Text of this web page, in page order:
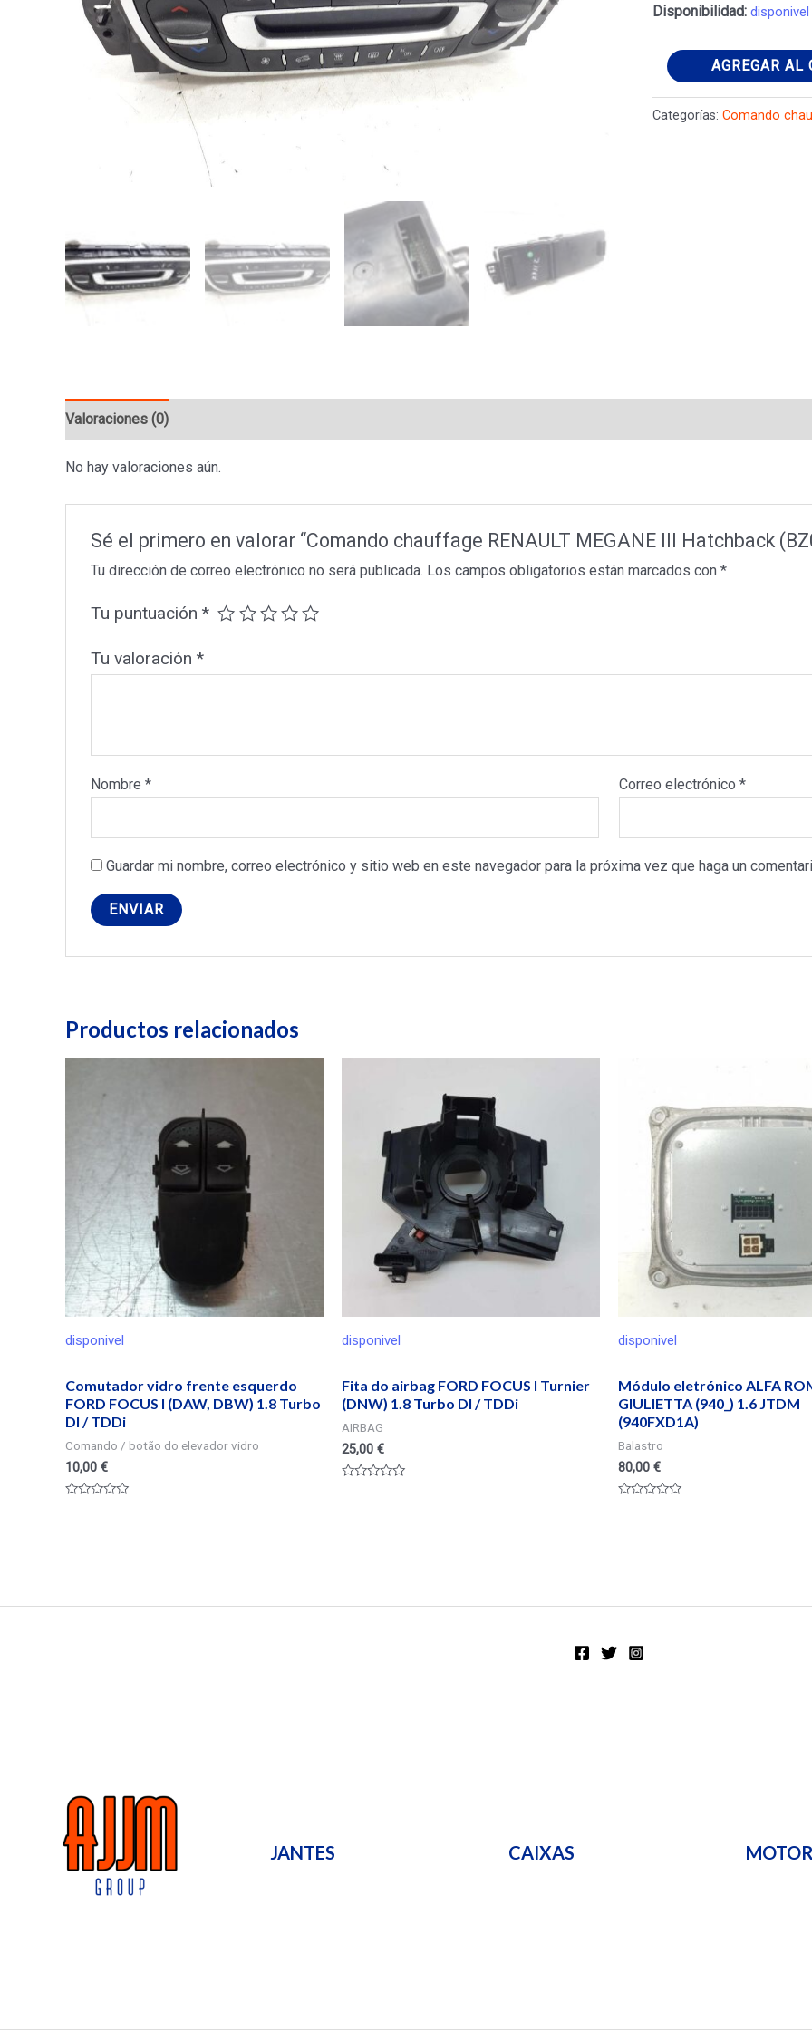
Disponibilidad: disponivel
Comando
chauffage
RENAULT
AGREGAR AL
Categorías: Comando
Valoraciones (0)
No hay valoraciones aún.
Sé el primero en valorar “Comando chauffage RENAULT MEGANE III Hatchback
Tu dirección de correo electrónico no será publicada. Los campos obligatorios están marcados con *
Tu puntuación *
Tu valoración *
Nombre * Correo electrónico*
Guardar mi nombre, correo electrónico y sitio web en este navegador para la próxima vez que haga un
Productos relacionados
disponivel
Comutador vidro frente esquerdo
FORD FOCUS I (DAW, DBW) 1.8 Turbo
DI / TDDi
Comando / botão do elevador vidro
10,00 €
disponivel
Fita do airbag FORD FOCUS I Turnier
(DNW) 1.8 Turbo DI / TDDi
AIRBAG
25,00 €
disponivel
Módulo eletrónico ALFA
GIULIETTA (940_) 1.6 JTDM
(940FXD1A)
Balastro
80,00 €
JANTES CAIXAS